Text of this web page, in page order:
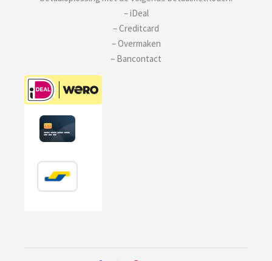
– iDeal
– Creditcard
– Overmaken
– Bancontact